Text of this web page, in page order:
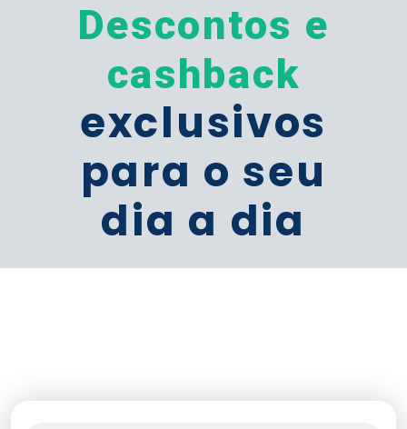
Descontos e
cashback
exclusivos
para o seu
dia a dia